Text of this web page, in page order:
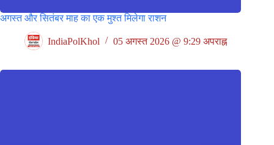
अगस्त और सितंबर माह का एक मुश्त मिलेगा राशन
IndiaPolKhol 05 अगस्त 2026 @ 9:29 अपराह्न